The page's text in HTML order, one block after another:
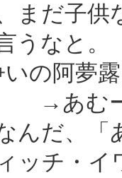
まだ子供
うなと。
いの阿
あむ
んだ、「
ッチ・